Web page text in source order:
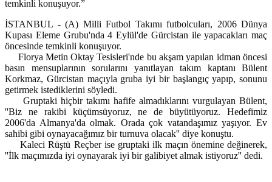
temkinli konuşuyor.”
İSTANBUL - (A) Milli Futbol Takımı futbolcuları, 2006 Dünya
Kupası Eleme Grubu'nda 4 Eylül'de Gürcistan ile yapacakları maç
öncesinde temkinli konuşuyor.
Florya Metin Oktay Tesisleri'nde bu akşam yapılan idman öncesi
basın mensuplarının sorularını yanıtlayan takım kaptanı Bülent
Korkmaz, Gürcistan maçıyla gruba iyi bir başlangıç yapıp, sonunu
getirmek istediklerini söyledi.
Gruptaki hiçbir takımı hafife almadıklarını vurgulayan Bülent,
''Biz ne rakibi küçümsüyoruz, ne de büyütüyoruz. Hedefimiz
2006'da Almanya'da olmak. Orada çok vatandaşımız yaşıyor. Ev
sahibi gibi oynayacağımız bir turnuva olacak'' diye konuştu.
Kaleci Rüştü Reçber ise gruptaki ilk maçın önemine değinerek,
''İlk maçımızda iyi oynayarak iyi bir galibiyet almak istiyoruz'' dedi.